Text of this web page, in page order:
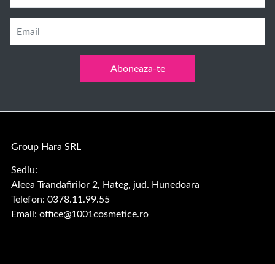
Email
Aboneaza-te
Group Hara SRL
Sediu:
Aleea Trandafirilor 2, Hateg, jud. Hunedoara
Telefon: 0378.11.99.55
Email: office@1001cosmetice.ro